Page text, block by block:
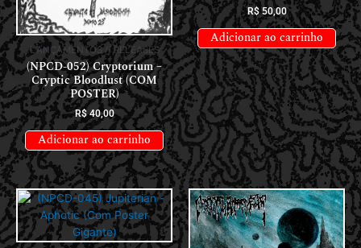
LANÇAMENTOS // RELEASES
(NPCD-052) Cryptorium –
Cryptic Bloodlust (COM
POSTER)
R$40,00
Adicionar ao carrinho
R$50,00
Adicionar ao carrinho